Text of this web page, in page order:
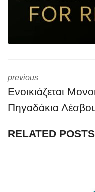
previous
Ενοικιάζεται
Πηγαδάκια
RELATED POSTS